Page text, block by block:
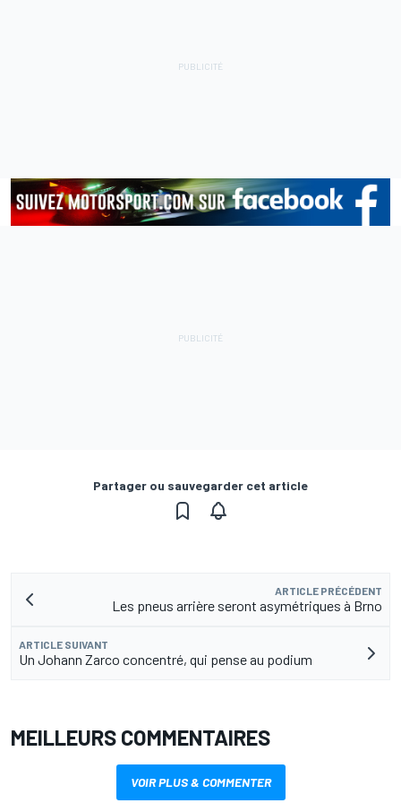
Partager ou sauvegarder cet article
ARTICLE PRÉCÉDENT
Les pneus arrière seront asymétriques à Brno
ARTICLE SUIVANT
Un Johann Zarco concentré, qui pense au podium
MEILLEURS COMMENTAIRES
VOIR PLUS & COMMENTER